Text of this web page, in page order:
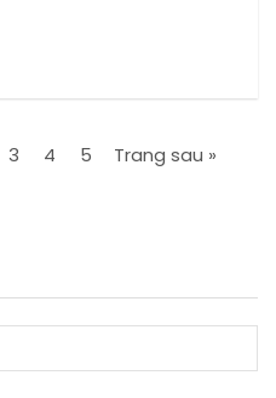
3 4 5 Trang sau »